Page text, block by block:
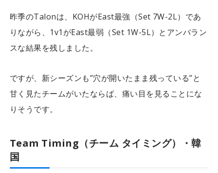
昨季のTalonは、KOHがEast最強（Set 7W-2L）であ
りながら、1v1がEast最弱（Set 1W-5L）とアンバラン
スな結果を残しました。
ですが、新シーズンも”穴が開いたまま残っている”と
甘く見たチームがいたならば、痛い目を見ることにな
りそうです。
Team Timing（チーム タイミング）・韓
国